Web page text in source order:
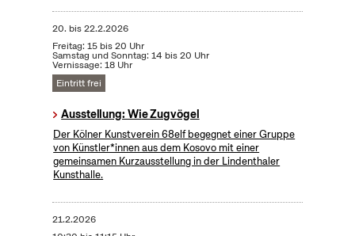
20. bis22.2.2026
Freitag: 15 bis 20 Uhr
Samstag und Sonntag: 14 bis 20 Uhr
Vernissage: 18 Uhr
Eintritt frei
Ausstellung: Wie Zugvögel
Der Kölner Kunstverein 68elf begegnet einer Gruppe
von Künstler*innen aus dem Kosovo mit einer
gemeinsamen Kurzausstellung in der Lindenthaler
Kunsthalle.
21.2.2026